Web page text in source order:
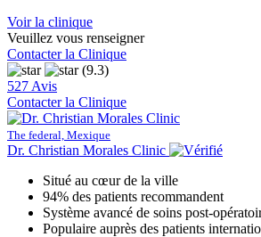
Voir la clinique
Veuillez vous renseigner
Contacter la Clinique
(9.3)
527 Avis
Contacter la Clinique
The federal, Mexique
Dr. Christian Morales Clinic
Situé au cœur de la ville
94% des patients recommandent
Système avancé de soins post-
Populaire auprès des patients